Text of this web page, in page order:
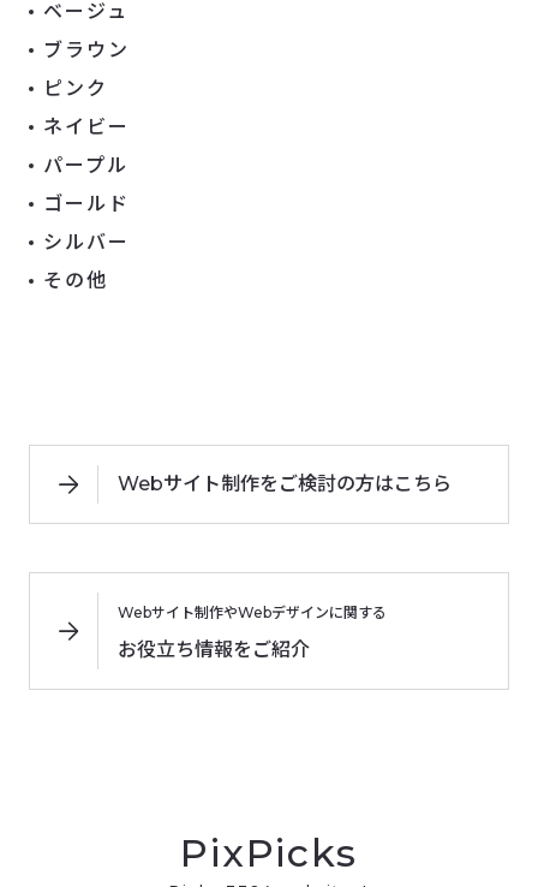
ベージュ
ブラウン
ピンク
ネイビー
パープル
ゴールド
シルバー
その他
Webサイト制作をご検討の方はこちら
Webサイト制作やWebデザインに関する
お役立ち情報をご紹介
PixPicks